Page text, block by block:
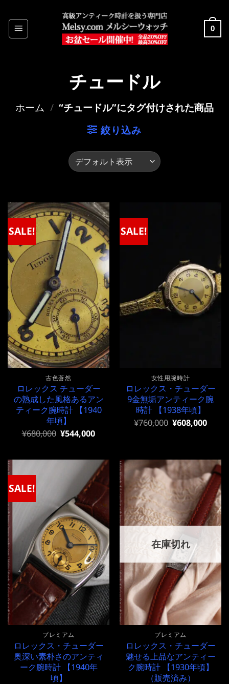
to
content
0
チュードル
ホーム / “チュードル”にタグ付けされた商品
絞り込み
SALE!
古色蒼然
ロレックス チューダー
の熟成した風格あるアン
ティーク腕時計 【1940
年頃】
元
格
¥680,000
で
し
¥680,000 現
価
¥680,000
で
す。
¥544,000
SALE!
女性用腕時計
ロレックス・チューダー
9金無垢アンティーク腕
時計 【1938年頃】
元
¥760,000
で
し
た。
¥760,000 現
は
¥760,000
で
す。
¥608,000
SALE!
プレミアム
ロレックス・チューダー
奥深い素朴さのアンティ
ーク腕時計 【1940年
頃】
在庫切れ
プレミアム
ロレックス・チューダー
魅せる上品なアンティー
ク腕時計 【1930年頃】
（販売済み）